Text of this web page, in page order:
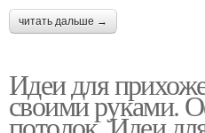
читать дальше →
Идеи для
своими руками.